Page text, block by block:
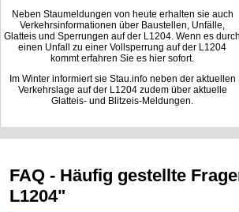
Neben Staumeldungen von heute erhalten sie auch
Verkehrsinformationen über Baustellen, Unfälle,
Glatteis und Sperrungen auf der L1204. Wenn es durch
einen Unfall zu einer Vollsperrung auf der L1204
kommt erfahren Sie es hier sofort.
Im Winter informiert sie Stau.info neben der aktuellen
Verkehrslage auf der L1204 zudem über aktuelle
Glatteis- und Blitzeis-Meldungen.
FAQ - Häufig gestellte
L1204"